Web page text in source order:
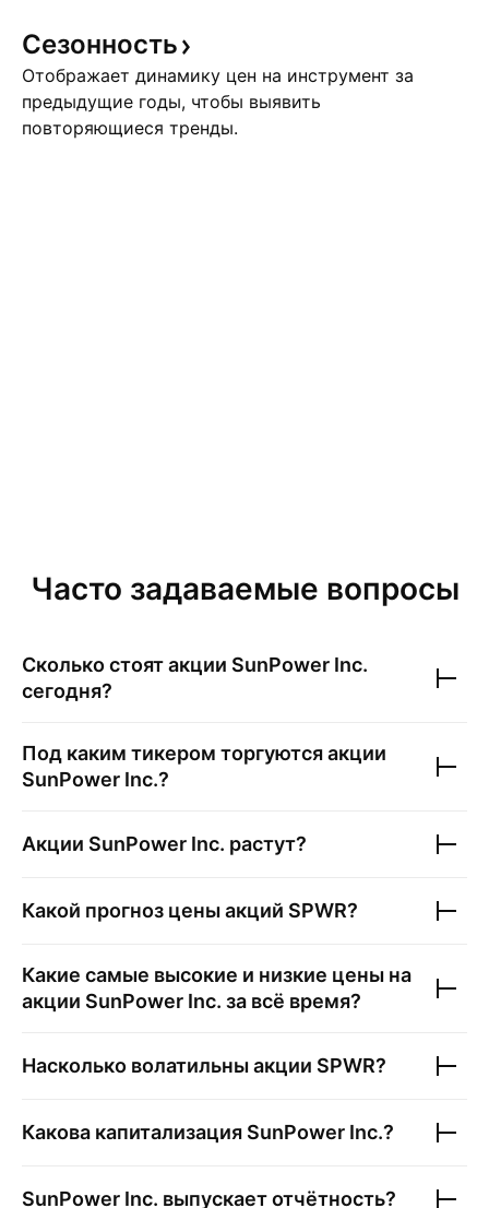
Сезонность
Отображает динамику цен на инструмент за
предыдущие годы, чтобы выявить
повторяющиеся тренды.
Часто задаваемые вопросы
Сколько стоят акции SunPower Inc.
сегодня?
Под каким тикером торгуются акции
SunPower Inc.?
Акции SunPower Inc. растут?
Какой прогноз цены акций SPWR?
Какие самые высокие и низкие цены на
акции SunPower Inc. за всё время?
Насколько волатильны акции SPWR?
Какова капитализация SunPower Inc.?
SunPower Inc. выпускает отчётность?